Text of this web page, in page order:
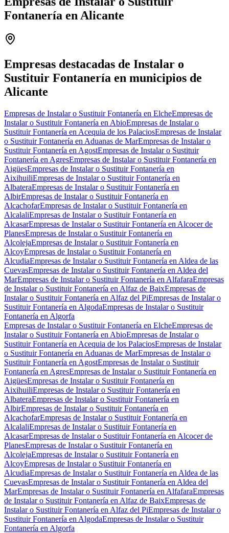
Fontanería en Alicante
−
Empresas destacadas de Instalar o
Sustituir Fontanería en municipios de
Alicante
Empresas de Instalar o Sustituir Fontanería en ElcheEmpresas de
Instalar o Sustituir Fontanería en AbioEmpresas de Instalar o
Sustituir Fontanería en Acequia de los PalaciosEmpresas de Instalar
o Sustituir Fontanería en Aduanas de MarEmpresas de Instalar o
Sustituir Fontanería en AgostEmpresas de Instalar o Sustituir
Fontanería en AgresEmpresas de Instalar o Sustituir Fontanería en
AigüesEmpresas de Instalar o Sustituir Fontanería en
AixihuiliEmpresas de Instalar o Sustituir Fontanería en
AlbateraEmpresas de Instalar o Sustituir Fontanería en
AlbirEmpresas de Instalar o Sustituir Fontanería en
AlcachofarEmpresas de Instalar o Sustituir Fontanería en
AlcalaliEmpresas de Instalar o Sustituir Fontanería en
AlcasarEmpresas de Instalar o Sustituir Fontanería en Alcocer de
PlanesEmpresas de Instalar o Sustituir Fontanería en
AlcolejaEmpresas de Instalar o Sustituir Fontanería en
AlcoyEmpresas de Instalar o Sustituir Fontanería en
AlcudiaEmpresas de Instalar o Sustituir Fontanería en Aldea de las
CuevasEmpresas de Instalar o Sustituir Fontanería en Aldea del
MarEmpresas de Instalar o Sustituir Fontanería en AlfafaraEmpresas
de Instalar o Sustituir Fontanería en Alfaz de BaixEmpresas de
Instalar o Sustituir Fontanería en Alfaz del PiEmpresas de Instalar o
Sustituir Fontanería en AlgodaEmpresas de Instalar o Sustituir
Fontanería en Algorfa
Empresas de Instalar o Sustituir Fontanería en ElcheEmpresas de
Instalar o Sustituir Fontanería en AbioEmpresas de Instalar o
Sustituir Fontanería en Acequia de los PalaciosEmpresas de Instalar
o Sustituir Fontanería en Aduanas de MarEmpresas de Instalar o
Sustituir Fontanería en AgostEmpresas de Instalar o Sustituir
Fontanería en AgresEmpresas de Instalar o Sustituir Fontanería en
AigüesEmpresas de Instalar o Sustituir Fontanería en
AixihuiliEmpresas de Instalar o Sustituir Fontanería en
AlbateraEmpresas de Instalar o Sustituir Fontanería en
AlbirEmpresas de Instalar o Sustituir Fontanería en
AlcachofarEmpresas de Instalar o Sustituir Fontanería en
AlcalaliEmpresas de Instalar o Sustituir Fontanería en
AlcasarEmpresas de Instalar o Sustituir Fontanería en Alcocer de
PlanesEmpresas de Instalar o Sustituir Fontanería en
AlcolejaEmpresas de Instalar o Sustituir Fontanería en
AlcoyEmpresas de Instalar o Sustituir Fontanería en
AlcudiaEmpresas de Instalar o Sustituir Fontanería en Aldea de las
CuevasEmpresas de Instalar o Sustituir Fontanería en Aldea del
MarEmpresas de Instalar o Sustituir Fontanería en AlfafaraEmpresas
de Instalar o Sustituir Fontanería en Alfaz de BaixEmpresas de
Instalar o Sustituir Fontanería en Alfaz del PiEmpresas de Instalar o
Sustituir Fontanería en AlgodaEmpresas de Instalar o Sustituir
Fontanería en Algorfa